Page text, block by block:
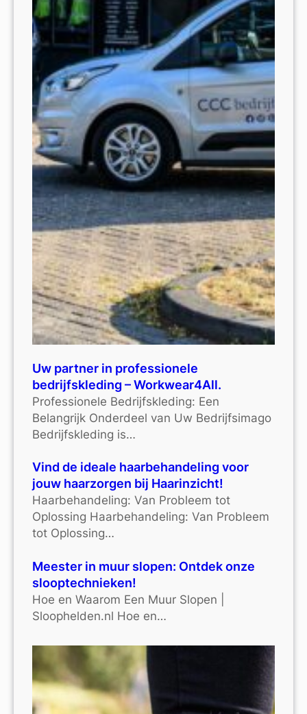
Uw partner in professionele
bedrijfskleding – Workwear4All.
Professionele Bedrijfskleding: Een
Belangrijk Onderdeel van Uw Bedrijfsimago
Bedrijfskleding is…
Vind de ideale haarbehandeling voor
jouw haarzorgen bij Haarinzicht!
Haarbehandeling: Van Probleem tot
Oplossing Haarbehandeling: Van Probleem
tot Oplossing…
Meester in muur slopen: Ontdek onze
slooptechnieken!
Hoe en Waarom Een Muur Slopen |
Sloophelden.nl Hoe en…